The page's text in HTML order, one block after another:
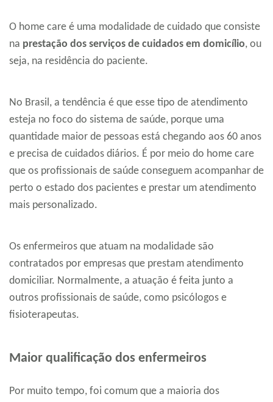
O home care é uma modalidade de cuidado que consiste
na prestação dos serviços de cuidados em domicílio, ou
seja, na residência do paciente.
No Brasil, a tendência é que esse tipo de atendimento
esteja no foco do sistema de saúde, porque uma
quantidade maior de pessoas está chegando aos 60 anos
e precisa de cuidados diários. É por meio do home care
que os profissionais de saúde conseguem acompanhar de
perto o estado dos pacientes e prestar um atendimento
mais personalizado.
Os enfermeiros que atuam na modalidade são
contratados por empresas que prestam atendimento
domiciliar. Normalmente, a atuação é feita junto a
outros profissionais de saúde, como psicólogos e
fisioterapeutas.
Maior qualificação dos enfermeiros
Por muito tempo, foi comum que a maioria dos